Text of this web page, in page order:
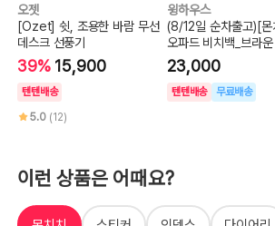
오젯
[Ozet] 쉿, 조용한 바람 무선
데스크 선풍기
39% 15,900
텐텐배송
5.0 (12)
윙하우스
(8/12일 순차출고)[몬
오파드 비치백_브라운
23,000
텐텐배송 무료배송
이런 상품은 어때요?